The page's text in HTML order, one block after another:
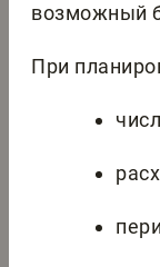
возможный
При